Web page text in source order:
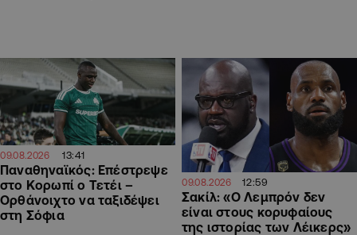
09.08.2026 13:41
Παναθηναϊκός: Επέστρεψε
στο Κορωπί ο Τετέι –
Ορθάνοιχτο να ταξιδέψει
στη Σόφια
09.08.2026 12:59
Σακίλ: «Ο Λεμπρόν δεν
είναι στους κορυφαίους
της ιστορίας των Λέικερς»